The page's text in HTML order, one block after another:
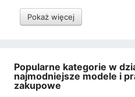
Pokaż więcej
Popularne kategorie w
najmodniejsze modele i
zakupowe